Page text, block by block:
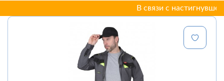
В связи с настигнувшей г.